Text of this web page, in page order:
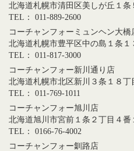
北海道札幌市清田区美しが丘１条
TEL： 011-889-2600
コーチャンフォーミュンヘン大橋
北海道札幌市豊平区中の島１条１
TEL： 011-817-3000
コーチャンフォー新川通り店
北海道札幌市北区新川３条１８丁
TEL： 011-769-1011
コーチャンフォー旭川店
北海道旭川市宮前１条２丁目４番
TEL： 0166-76-4002
コーチャンフォー釧路店